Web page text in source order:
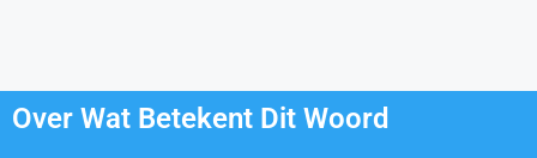
Over Wat Betekent Dit Woord